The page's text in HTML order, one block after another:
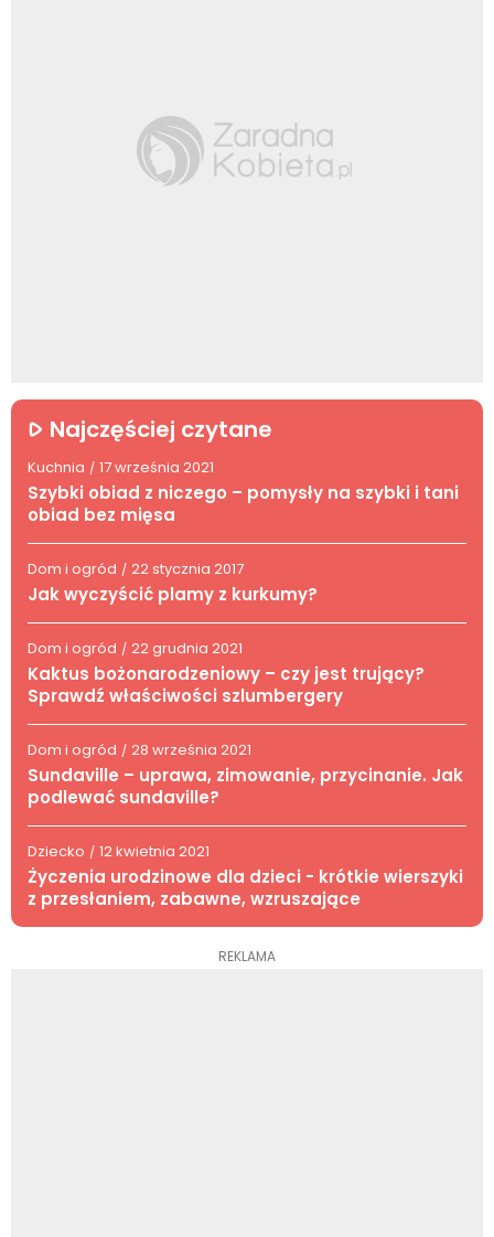
Najczęściej czytane
Kuchnia / 17 września 2021
Szybki obiad z niczego – pomysły na szybki i tani
obiad bez mięsa
Dom i ogród / 22 stycznia 2017
Jak wyczyścić plamy z kurkumy?
Dom i ogród / 22 grudnia 2021
Kaktus bożonarodzeniowy – czy jest trujący?
Sprawdź właściwości szlumbergery
Dom i ogród / 28 września 2021
Sundaville – uprawa, zimowanie, przycinanie. Jak
podlewać sundaville?
Dziecko / 12 kwietnia 2021
Życzenia urodzinowe dla dzieci - krótkie wierszyki
z przesłaniem, zabawne, wzruszające
REKLAMA